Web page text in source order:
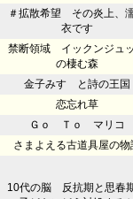
＃拡散希望 その炎上、
衣です
禁断領域 イックンジュ
の棲む森
金子みすゞと詩の王国
恋忘れ草
Ｇｏ Ｔｏ マリコ
さまよえる古道具屋の物
10代の脳 反抗期と思春